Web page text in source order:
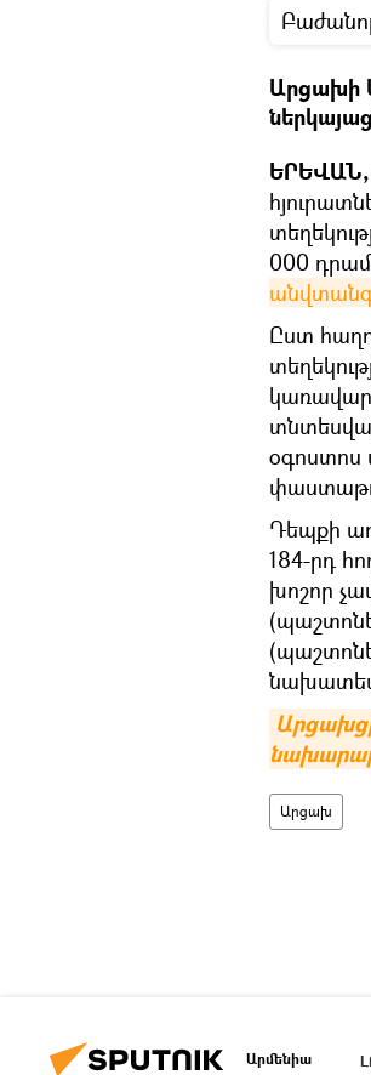
Արցախի
ԵՐԵՎԱՆ,
000
Ըստ
օգոստոս
Դեպքի
184-րդ
խոշոր
Արցախ
Արմենիա